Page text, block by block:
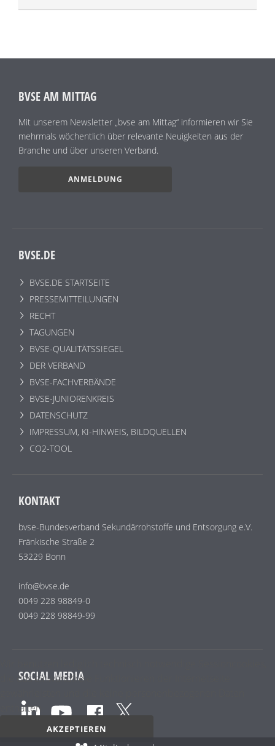
BVSE AM MITTAG
Mit unserem Newsletter „bvse am Mittag“ informieren wir Sie
mehrmals wöchentlich über relevante Neuigkeiten aus der
Branche und über unseren Verband.
ANMELDUNG
BVSE.DE
BVSE.DE STARTSEITE
PRESSEMITTEILUNGEN
RECHT
TAGUNGEN
BVSE-QUALITÄTSSIEGEL
DER VERBAND
BVSE-FACHVERBÄNDE
BVSE-JUNIORENKREIS
DATENSCHUTZ
IMPRESSUM, KI-HINWEIS, BILDQUELLEN
CO2-TOOL
KONTAKT
bvse-Bundesverband Sekundärrohstoffe und Entsorgung e.V.
Fränkische Straße 2
53229 Bonn
info@bvse.de
0049 228 98849-0
0049 228 98849-99
SOCIAL MEDIA
die das einwandfreie Funktionieren der Internetseite
enthalten.
AKZEPTIEREN